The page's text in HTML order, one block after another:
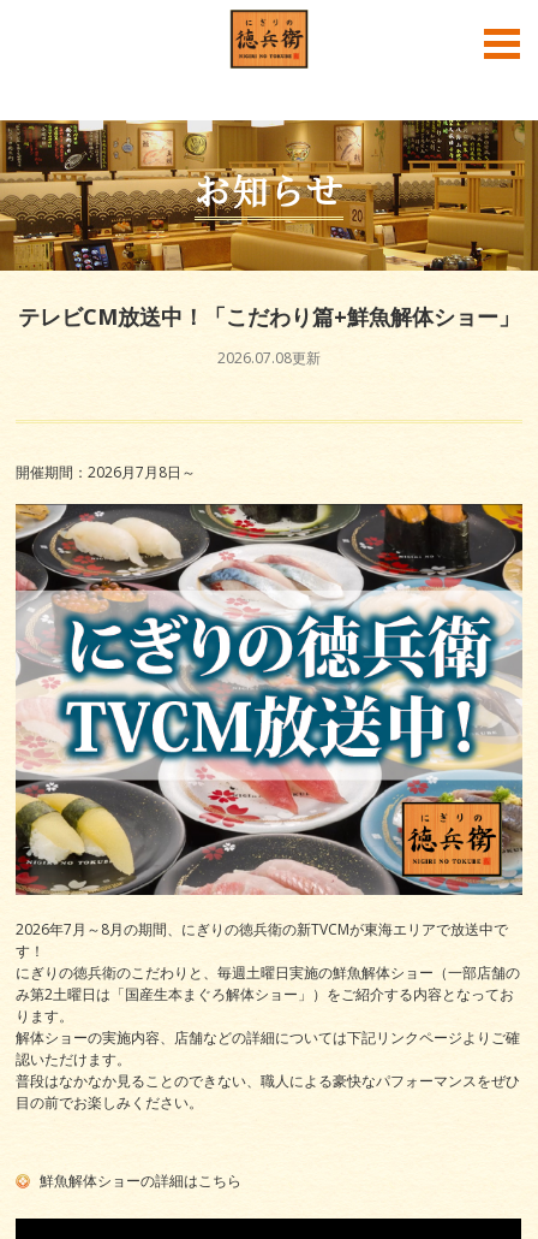
中文
お知らせ
テレビCM放送中！「こだわり篇+鮮魚解体ショー」
2026.07.08更新
開催期間：2026月7月8日～
2026年7月～8月の期間、にぎりの徳兵衛の新TVCMが東海エリアで放送中で
す！
にぎりの徳兵衛のこだわりと、毎週土曜日実施の鮮魚解体ショー（一部店舗の
み第2土曜日は「国産生本まぐろ解体ショー」）をご紹介する内容となってお
ります。
解体ショーの実施内容、店舗などの詳細については下記リンクページよりご確
認いただけます。
普段はなかなか見ることのできない、職人による豪快なパフォーマンスをぜひ
目の前でお楽しみください。
鮮魚解体ショーの詳細はこちら